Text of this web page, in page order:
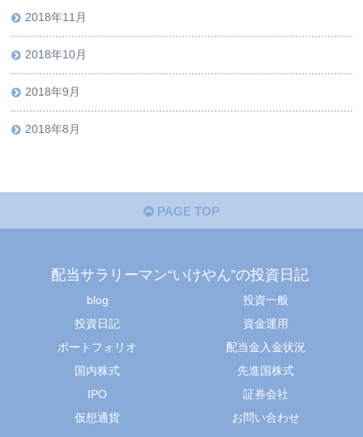
2018年11月
2018年10月
2018年9月
2018年8月
PAGE TOP
配当サラリーマン“いけやん”の投資日記 ​
blog
投資一般
投資日記
資金運用
ポートフォリオ
配当金入金状況
国内株式
先進国株式
IPO
証券会社
仮想通貨
お問い合わせ